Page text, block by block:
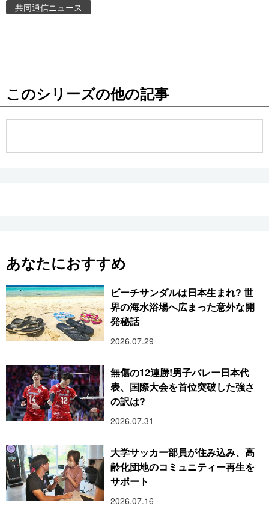
東京
共同通信ニュース
このシリーズの他の記事
あなたにおすすめ
ビーチサンダルは日本生まれ? 世
界の海水浴場へ広まった意外な開
発秘話
2026.07.29
無傷の12連勝!男子バレー日本代
表、国際大会を首位突破した強さ
の訳は?
2026.07.31
大学サッカー部員が住み込み、高
齢化団地のコミュニティー再生を
サポート
2026.07.16